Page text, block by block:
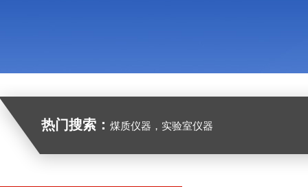
热门搜索： 煤质仪器，实验室仪器